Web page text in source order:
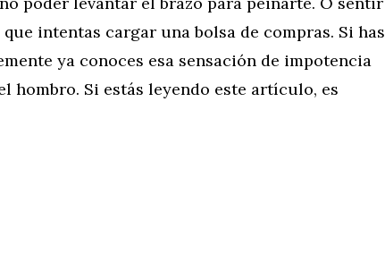
intentas cargar una bolsa de compras. Si has
ya conoces esa sensación de impotencia
hombro. Si estás leyendo este artículo, es